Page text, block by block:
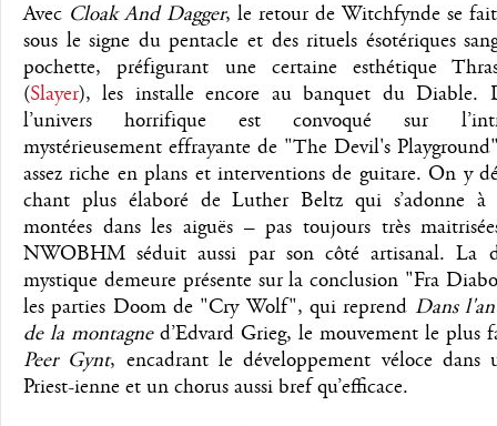
Avec Cloak And Dagger, le retour de Witchfynde se
sous le signe du pentacle et des rituels ésotériques
pochette, préfigurant une certaine esthétique
(Slayer), les installe encore au banquet du Diable.
l’univers horrifique est convoqué sur
mystérieusement effrayante de "The Devil's
assez riche en plans et interventions de guitare. On y
chant plus élaboré de Luther Beltz qui s’adonne à
montées dans les aiguës – pas toujours très
NWOBHM séduit aussi par son côté artisanal. La
mystique demeure présente sur la conclusion "Fra
les parties Doom de "Cry Wolf", qui reprend Dans
de la montagned’Edvard Grieg, le mouvement le plus
Peer Gynt, encadrant le développement véloce dans
Priest-ienne et un chorus aussi bref qu’efficace.